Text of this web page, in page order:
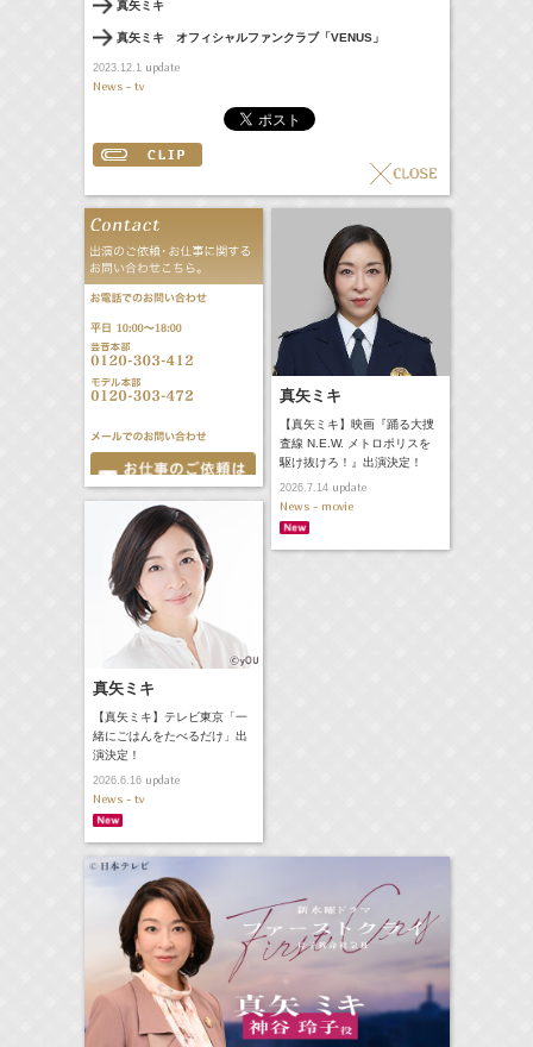
真矢ミキ
真矢ミキ オフィシャルファンクラブ「VENUS」
2023.12.1 update
News - tv
真矢ミキ
【真矢ミキ】映画『踊る大捜
査線 N.E.W. メトロポリスを
駆け抜けろ！』出演決定！
2026.7.14update
News - movie
真矢ミキ
【真矢ミキ】テレビ東京「一
緒にごはんをたべるだけ」出
演決定！
2026.6.16update
News - tv